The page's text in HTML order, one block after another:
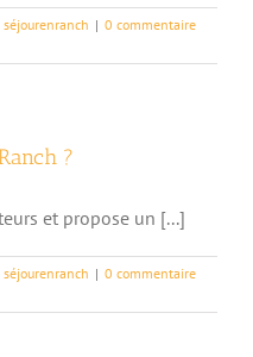
séjourenranch | 0 commentaire
?
et propose un [...]
séjourenranch | 0 commentaire